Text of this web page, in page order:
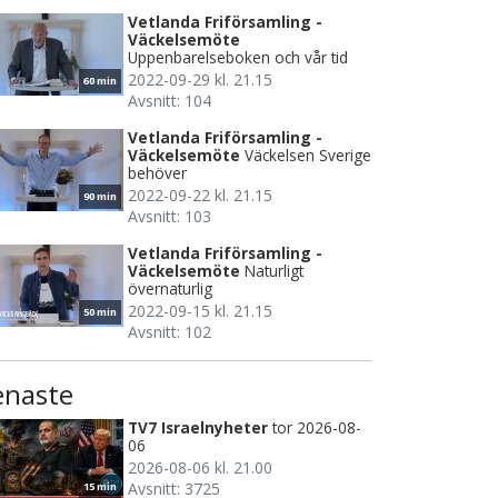
60 min
Vetlanda Friförsamling -
Väckelsemöte
Uppenbarelseboken och vår tid
2022-09-29 kl. 21.15
Avsnitt: 104
90 min
Vetlanda Friförsamling -
Väckelsemöte Väckelsen Sverige
behöver
2022-09-22 kl. 21.15
Avsnitt: 103
50 min
Vetlanda Friförsamling -
Väckelsemöte Naturligt
övernaturlig
2022-09-15 kl. 21.15
Avsnitt: 102
15 min
TV7 Israelnyheter tor 2026-08-
06
2026-08-06 kl. 21.00
Avsnitt: 3725